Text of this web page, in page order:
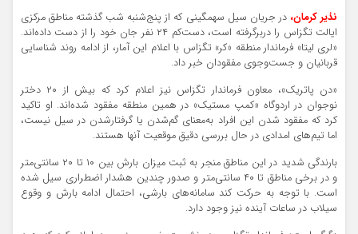
نذیر کرمان، در جریان سیل سهمگینی که از پنج‌شنبه شب گذشته مناطق مرکزی
ایالت تگزاس را دربرگرفته است، دست‌کم ۲۴ نفر جان خود را از دست داده‌اند.
«لری لیتا» فرماندار منطقه «کر» تگزاس با اعلام این آمار، از ادامه روند شناسایی
قربانیان و جست‌وجوی مفقودان خبر داد.
«دن پاتریک»، معاون فرماندار تگزاس نیز اعلام کرد که بیش از ۲۰ دختر
نوجوان در اردوگاه «کمپ مستیک» در همین منطقه مفقود شده‌اند. او تاکید
کرد که مفقود شدن این افراد به‌معنای گم‌شدن یا گرفتارشدن در سیل نیست،
اما تیم‌های امدادی در حال بررسی دقیق موقعیت آنها هستند.
بارندگی شدید در این مناطق منجر به ثبت میزان بارش بین ۱۰ تا ۲۰ سانتی‌متر
و در برخی مناطق تا ۴۰ سانتی‌متر و صدور چندین هشدار اضطراری سیل شده
است. با توجه به حرکت کند سامانه‌های بارشی، احتمال ادامه بارش و وقوع
سیلاب در ساعات آینده نیز وجود دارد.